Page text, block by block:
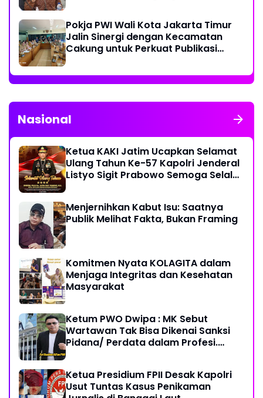
Pokja PWI Wali Kota Jakarta Timur
Jalin Sinergi dengan Kecamatan
Cakung untuk Perkuat Publikasi
Nasional
Ketua KAKI Jatim Ucapkan Selamat
Ulang Tahun Ke-57 Kapolri Jenderal
Listyo Sigit Prabowo Semoga Selalu
Menjernihkan Kabut Isu: Saatnya
Publik Melihat Fakta, Bukan Framing
Komitmen Nyata KOLAGITA dalam
Menjaga Integritas dan Kesehatan
Masyarakat
Ketum PWO Dwipa : MK Sebut
Wartawan Tak Bisa Dikenai Sanksi
Pidana/ Perdata dalam Profesi.
Ketua Presidium FPII Desak Kapolri
Usut Tuntas Kasus Penikaman